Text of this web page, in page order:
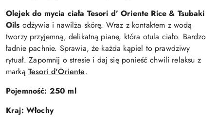
Olejek do mycia ciała Tesori d’ Oriente Rice & Tsubaki
Oils odżywia i nawilża skórę. Wraz z kontaktem z wodą
tworzy przyjemną, delikatną pianę, która otula ciało. Bardzo
ładnie pachnie. Sprawia, że każda kąpiel to prawdziwy
rytuał. Zapomnij o stresie i daj się ponieść chwili relaksu z
marką Tesori d'Oriente.
Pojemność: 250 ml
Kraj: Włochy